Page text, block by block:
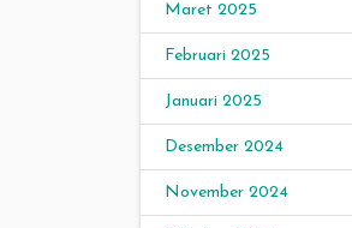
Maret 2025
Februari 2025
Januari 2025
Desember 2024
November 2024